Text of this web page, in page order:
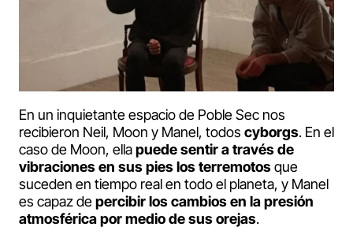
En un inquietante espacio de Poble Sec nos
recibieron Neil, Moon y Manel, todos cyborgs. En el
caso de Moon, ellapuede sentir a través de
vibraciones en sus pies los terremotosque
suceden en tiempo real en todo el planeta, y Manel
es capaz depercibir los cambios en la presión
atmosférica por medio de sus orejas.